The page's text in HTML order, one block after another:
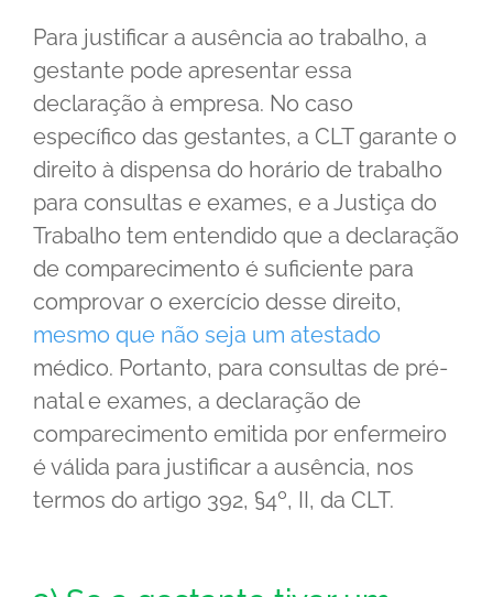
Para justificar a ausência ao trabalho, a
gestante pode apresentar essa
declaração à empresa. No caso
específico das gestantes, a CLT garante o
direito à dispensa do horário de trabalho
para consultas e exames, e a Justiça do
Trabalho tem entendido que a declaração
de comparecimento é suficiente para
comprovar o exercício desse direito,
mesmo que não seja um atestado
médico. Portanto, para consultas de pré-
natal e exames, a declaração de
comparecimento emitida por enfermeiro
é válida para justificar a ausência, nos
termos do artigo 392, §4º, II, da CLT.